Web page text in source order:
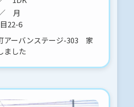
１４
ましたo(^▽^)oありが
した♪
ウンⅡ-A
∀・)イイ!♡
しくお願いします。
月
22-6
アーバンステージ-303 家
ました